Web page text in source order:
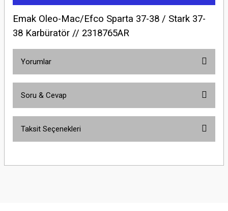
Emak Oleo-Mac/Efco Sparta 37-38 / Stark 37-
38 Karbüratör // 2318765AR
Yorumlar
Soru & Cevap
Soru Sor
Taksit Seçenekleri